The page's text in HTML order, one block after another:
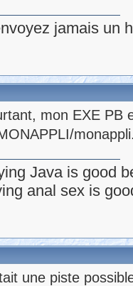
jamais un
mon EXE PB
Java is good
anal sex is
une piste